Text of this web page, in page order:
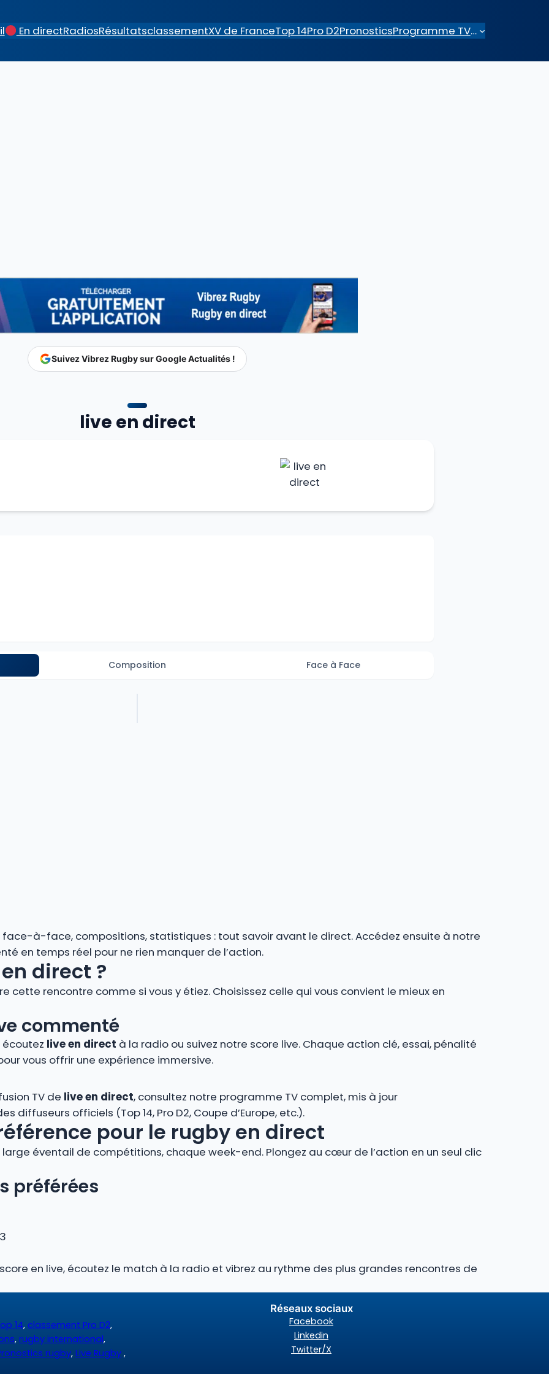
En directRadiosRésultatsclassementXV de FranceTop 14Pro D2PronosticsProgramme TV…
Suivez Vibrez Rugby sur Google Actualités !
live en direct
Composition Face à Face
face-à-face, compositions, statistiques : tout savoir avant le direct. Accédez ensuite à notre
en temps réel pour ne rien manquer de l’action.
direct ?
cette rencontre comme si vous y étiez. Choisissez celle qui vous convient le mieux en
commenté
écoutez live en direct à la radio ou suivez notre score live. Chaque action clé, essai, pénalité
vous offrir une expérience immersive.
TV de live en direct, consultez notre programme TV complet, mis à jour
officiels (Top 14, Pro D2, Coupe d’Europe, etc.).
pour le rugby en direct
éventail de compétitions, chaque week-end. Plongez au cœur de l’action en un seul clic
préférées
en live, écoutez le match à la radio et vibrez au rythme des plus grandes rencontres de
14, classement Pro D2,
, rugby international,
rugby, Live Rugby ,
Réseaux sociaux
Facebook
Linkedin
Twitter/X